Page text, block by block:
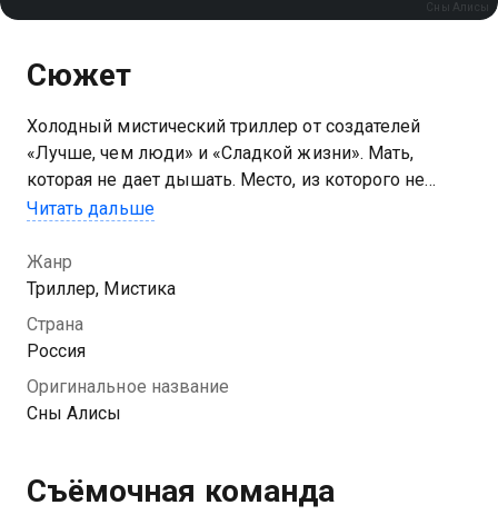
Сны Алисы
Сюжет
Холодный мистический триллер от создателей
«Лучше, чем люди» и «Сладкой жизни». Мать,
которая не дает дышать. Место, из которого не
выбраться. Реальность, неотличимая от кошмара. В
имени Алиса. У Алисы есть мечта — сбежать, разом
решив все свои проблемы. Но в этом городе все
прокляты, и отсюда еще никто не уезжал. А еще
Алису постоянно тревожат сны. Она видит в них
стали реальностью. Сможет ли она сбежать или
решит встретиться с самым страшным кошмаром?
Читать дальше
Жанр
Триллер, Мистика
Страна
Россия
Оригинальное название
Сны Алисы
Съёмочная команда